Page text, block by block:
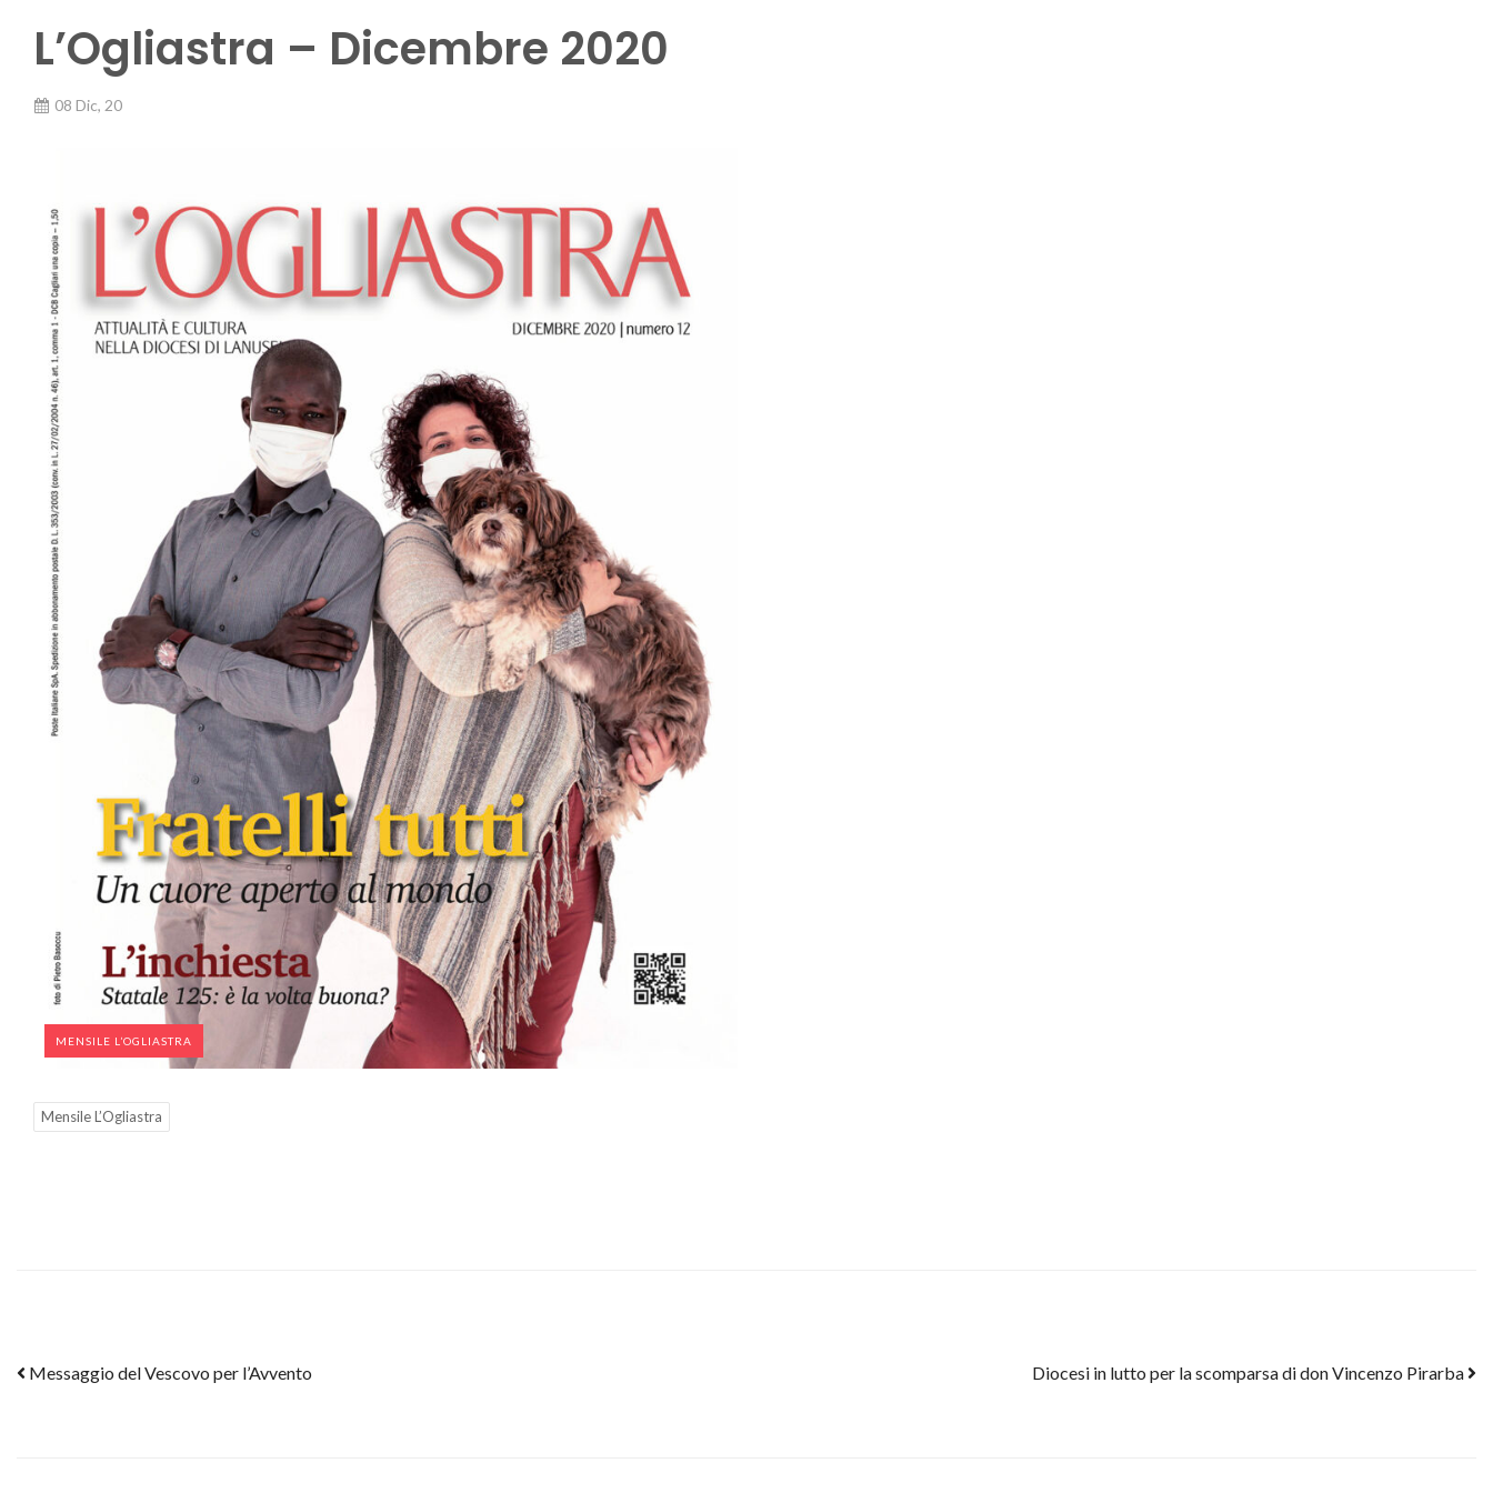
L’Ogliastra – Dicembre 2020
08 Dic, 20
MENSILE L’OGLIASTRA
Mensile L’Ogliastra
Post navigation
Messaggio del Vescovo per l’Avvento Diocesi in lutto per la scomparsa di don Vincenzo Pirarba